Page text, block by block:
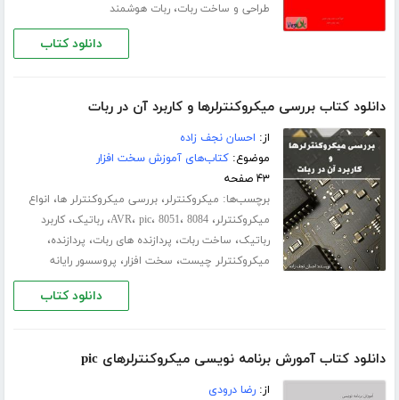
طراحی و ساخت ربات،ربات هوشمند
دانلود کتاب
دانلود کتاب بررسی میکروکنترلرها و کاربرد آن در ربات
از: احسان نجف زاده
موضوع:کتاب‌های آموزش سخت افزار
۴۳ صفحه
برچسب‌ها: میکروکنترلر،بررسی میکروکنترلر ها، انواع
میکروکنترلر، AVR، pic، 8051، 8084 ،رباتیک،کاربرد
رباتیک، ساخت ربات، پردازنده های ربات، پردازنده،
میکروکنترلر چیست، سخت افزار، پروسسور رایانه
دانلود کتاب
دانلود کتاب آمورش برنامه نویسی میکروکنترلرهای pic
از:رضا درودی